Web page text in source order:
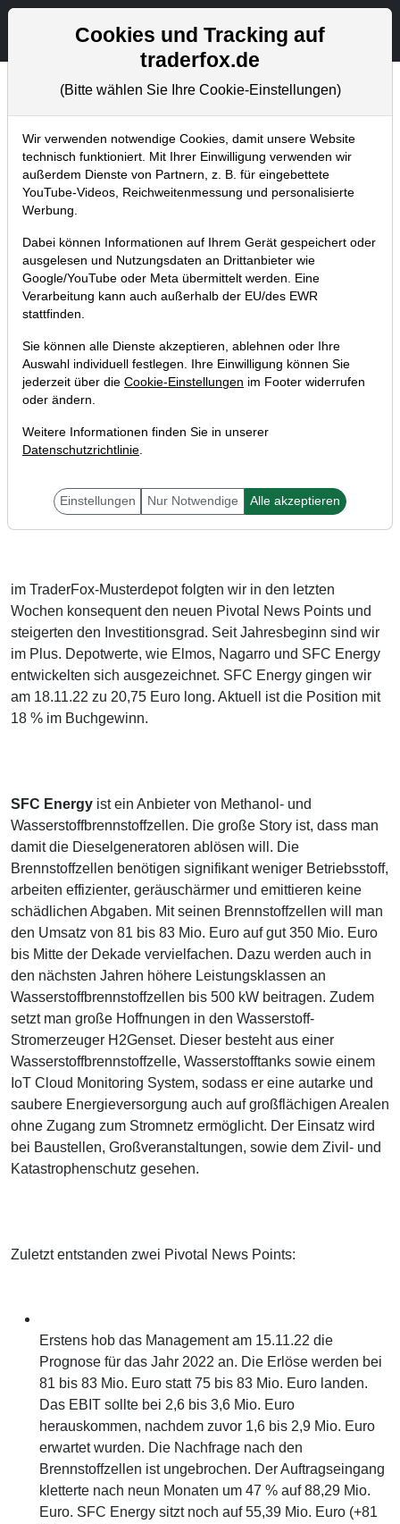
Aktien- und Artikelsuche
Tradingerfolge
Home Blog Tradingerfolge
Musterdepotwert SFC Energy ist
binnen einer Woche 18 % im
Gewinn!
25.11.2022 um 17:30 Uhr | TraderFox GmbH
Liebe Trader,
im TraderFox-Musterdepot folgten wir in den letzten
Wochen konsequent den neuen Pivotal News Points und
steigerten den Investitionsgrad. Seit Jahresbeginn sind wir
im Plus. Depotwerte, wie Elmos, Nagarro und SFC Energy
entwickelten sich ausgezeichnet. SFC Energy gingen wir
am 18.11.22 zu 20,75 Euro long. Aktuell ist die Position mit
18 % im Buchgewinn.
SFC Energy ist ein Anbieter von Methanol- und
Wasserstoffbrennstoffzellen. Die große Story ist, dass man
damit die Dieselgeneratoren ablösen will. Die
Brennstoffzellen benötigen signifikant weniger Betriebsstoff,
arbeiten effizienter, geräuschärmer und emittieren keine
schädlichen Abgaben. Mit seinen Brennstoffzellen will man
den Umsatz von 81 bis 83 Mio. Euro auf gut 350 Mio. Euro
bis Mitte der Dekade vervielfachen. Dazu werden auch in
den nächsten Jahren höhere Leistungsklassen an
Wasserstoffbrennstoffzellen bis 500 kW beitragen. Zudem
setzt man große Hoffnungen in den Wasserstoff-
Stromerzeuger H2Genset. Dieser besteht aus einer
Wasserstoffbrennstoffzelle, Wasserstofftanks sowie einem
IoT Cloud Monitoring System, sodass er eine autarke und
saubere Energieversorgung auch auf großflächigen Arealen
ohne Zugang zum Stromnetz ermöglicht. Der Einsatz wird
bei Baustellen, Großveranstaltungen, sowie dem Zivil- und
Katastrophenschutz gesehen.
Zuletzt entstanden zwei Pivotal News Points:
Erstens hob das Management am 15.11.22 die
Prognose für das Jahr 2022 an. Die Erlöse werden bei
81 bis 83 Mio. Euro statt 75 bis 83 Mio. Euro landen.
Das EBIT sollte bei 2,6 bis 3,6 Mio. Euro
herauskommen, nachdem zuvor 1,6 bis 2,9 Mio. Euro
erwartet wurden. Die Nachfrage nach den
Brennstoffzellen ist ungebrochen. Der Auftragseingang
kletterte nach neun Monaten um 47 % auf 88,29 Mio.
Euro. SFC Energy sitzt noch auf 55,39 Mio. Euro (+81
Cookies und Tracking auf
traderfox.de
(Bitte wählen Sie Ihre Cookie-Einstellungen)
Wir verwenden notwendige Cookies, damit unsere Website
technisch funktioniert. Mit Ihrer Einwilligung verwenden wir
außerdem Dienste von Partnern, z. B. für eingebettete
YouTube-Videos, Reichweitenmessung und personalisierte
Werbung.
Dabei können Informationen auf Ihrem Gerät gespeichert oder
ausgelesen und Nutzungsdaten an Drittanbieter wie
Google/YouTube oder Meta übermittelt werden. Eine
Verarbeitung kann auch außerhalb der EU/des EWR
stattfinden.
Sie können alle Dienste akzeptieren, ablehnen oder Ihre
Auswahl individuell festlegen. Ihre Einwilligung können Sie
jederzeit über die Cookie-Einstellungen im Footer widerrufen
oder ändern.
Weitere Informationen finden Sie in unserer
Datenschutzrichtlinie.
Einstellungen Nur Notwendige Alle akzeptieren